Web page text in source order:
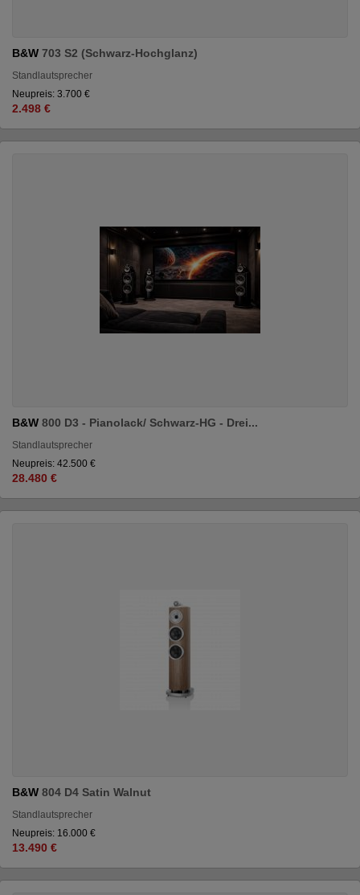
B&W 703 S2 (Schwarz-Hochglanz)
Standlautsprecher
Neupreis: 3.700 €
2.498 €
B&W 800 D3 - Pianolack/ Schwarz-HG - Drei...
Standlautsprecher
Neupreis: 42.500 €
28.480 €
B&W 804 D4 Satin Walnut
Standlautsprecher
Neupreis: 16.000 €
13.490 €